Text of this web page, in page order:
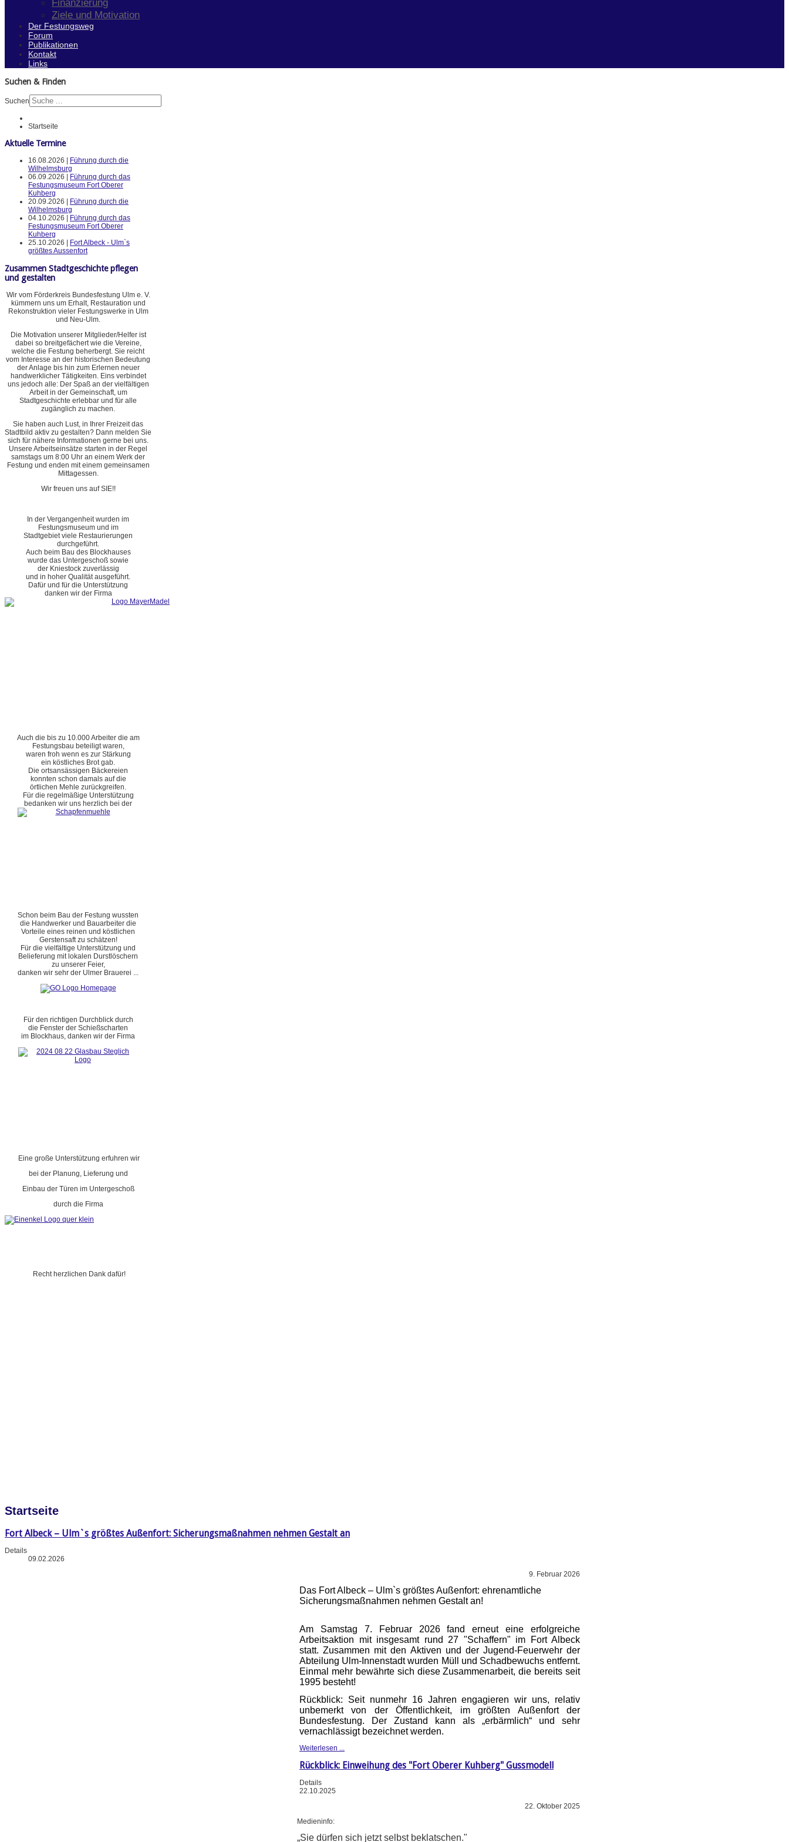
Finanzierung
Ziele und Motivation
Der Festungsweg
Forum
Publikationen
Kontakt
Links
Suchen & Finden
Suchen
Startseite
Aktuelle Termine
16.08.2026 |
Führung durch die
Wilhelmsburg
06.09.2026 |
Führung durch das
Festungsmuseum Fort Oberer
Kuhberg
20.09.2026 |
Führung durch die
Wilhelmsburg
04.10.2026 |
Führung durch das
Festungsmuseum Fort Oberer
Kuhberg
25.10.2026 |
Fort Albeck - Ulm`s
größtes Aussenfort
Zusammen Stadtgeschichte pflegen
und gestalten
Wir vom Förderkreis Bundesfestung Ulm e. V.
kümmern uns um Erhalt, Restauration und
Rekonstruktion vieler Festungswerke in Ulm
und Neu-Ulm.
Die Motivation unserer Mitglieder/Helfer ist
dabei so breitgefächert wie die Vereine,
welche die Festung beherbergt. Sie reicht
vom Interesse an der historischen Bedeutung
der Anlage bis hin zum Erlernen neuer
handwerklicher Tätigkeiten. Eins verbindet
uns jedoch alle: Der Spaß an der vielfältigen
Arbeit in der Gemeinschaft, um
Stadtgeschichte erlebbar und für alle
zugänglich zu machen.
Sie haben auch Lust, in Ihrer Freizeit das
Stadtbild aktiv zu gestalten? Dann melden Sie
sich für nähere Informationen gerne bei uns.
Unsere Arbeitseinsätze starten in der Regel
samstags um 8:00 Uhr an einem Werk der
Festung und enden mit einem gemeinsamen
Mittagessen.
Wir freuen uns auf SIE!!
In der Vergangenheit wurden im
Festungsmuseum und im
Stadtgebiet viele Restaurierungen
durchgeführt.
Auch beim Bau des Blockhauses
wurde das Untergeschoß sowie
der Kniestock zuverlässig
und in hoher Qualität ausgeführt.
Dafür und für die Unterstützung
danken wir der Firma
Auch die bis zu 10.000 Arbeiter die am
Festungsbau beteiligt waren,
waren froh wenn es zur Stärkung
ein köstliches Brot gab.
Die ortsansässigen Bäckereien
konnten schon damals auf die
örtlichen Mehle zurückgreifen.
Für die regelmäßige Unterstützung
bedanken wir uns herzlich bei der
Schon beim Bau der Festung wussten
die Handwerker und Bauarbeiter die
Vorteile eines reinen und köstlichen
Gerstensaft zu schätzen!
Für die vielfältige Unterstützung und
Belieferung mit lokalen Durstlöschern
zu unserer Feier,
danken wir sehr der Ulmer Brauerei ...
Für den richtigen Durchblick durch
die Fenster der Schießscharten
im Blockhaus, danken wir der Firma
Eine große Unterstützung erfuhren wir
bei der Planung, Lieferung und
Einbau der Türen im Untergeschoß
durch die Firma
Recht herzlichen Dank dafür!
Startseite
Fort Albeck – Ulm`s größtes Außenfort: Sicherungsmaßnahmen nehmen Gestalt an
Details
09.02.2026
9. Februar 2026
Das Fort Albeck – Ulm`s größtes Außenfort: ehrenamtliche
Sicherungsmaßnahmen nehmen Gestalt an!
Am Samstag 7. Februar 2026 fand erneut eine erfolgreiche
Arbeitsaktion mit insgesamt rund 27 "Schaffern" im Fort Albeck
statt. Zusammen mit den Aktiven und der Jugend-Feuerwehr der
Abteilung Ulm-Innenstadt wurden Müll und Schadbewuchs entfernt.
Einmal mehr bewährte sich diese Zusammenarbeit, die bereits seit
1995 besteht!
Rückblick: Seit nunmehr 16 Jahren engagieren wir uns, relativ
unbemerkt von der Öffentlichkeit, im größten Außenfort der
Bundesfestung. Der Zustand kann als „erbärmlich“ und sehr
vernachlässigt bezeichnet werden.
Weiterlesen ...
Rückblick: Einweihung des "Fort Oberer Kuhberg" Gussmodell
Details
22.10.2025
22. Oktober 2025
Medieninfo:
„Sie dürfen sich jetzt selbst beklatschen."